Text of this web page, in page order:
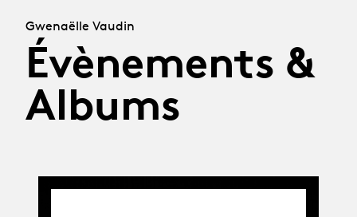
Gwenaëlle Vaudin
Évènements &
Albums